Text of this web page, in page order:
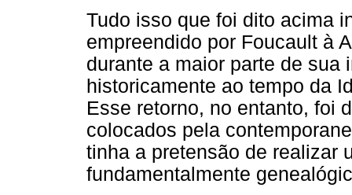
Tudo isso que foi dito acima
empreendido por Foucault à
durante a maior parte de sua
historicamente ao tempo da
Esse retorno, no entanto, foi
colocados pela
tinha a pretensão de realizar
fundamentalmente